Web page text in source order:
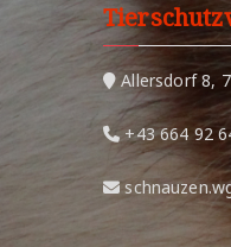
Allersdorf 8,
+43 664 92